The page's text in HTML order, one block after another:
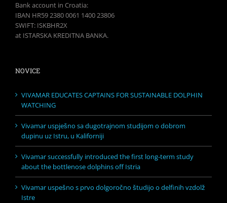
Bank account in Croatia:
IBAN HR59 2380 0061 1400 23806
SWIFT: ISKBHR2X
at ISTARSKA KREDITNA BANKA.
NOVICE
VIVAMAR EDUCATES CAPTAINS FOR SUSTAINABLE DOLPHIN
WATCHING
Vivamar uspješno sa dugotrajnom studijom o dobrom
dupinu uz Istru, u Kaliforniji
Vivamar successfully introduced the first long-term study
about the bottlenose dolphins off Istria
Vivamar uspešno s prvo dolgoročno študijo o delfinih vzdolž
Istre